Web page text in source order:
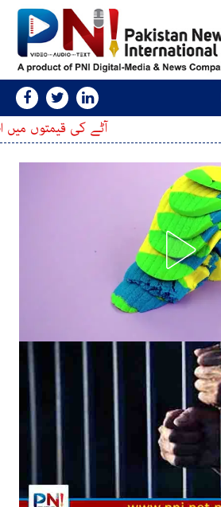
آٹے کی قیمتوں میں اضافہ، 20 کلو کا تھیلا مزید کتنا مہنگا ہوگیا؟